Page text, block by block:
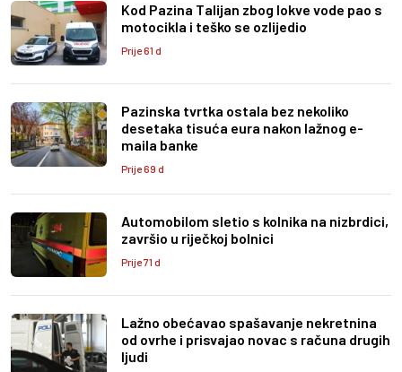
Kod Pazina Talijan zbog lokve vode pao s
motocikla i teško se ozlijedio
Prije 61 d
Pazinska tvrtka ostala bez nekoliko
desetaka tisuća eura nakon lažnog e-
maila banke
Prije 69 d
Automobilom sletio s kolnika na nizbrdici,
završio u riječkoj bolnici
Prije 71 d
Lažno obećavao spašavanje nekretnina
od ovrhe i prisvajao novac s računa drugih
ljudi